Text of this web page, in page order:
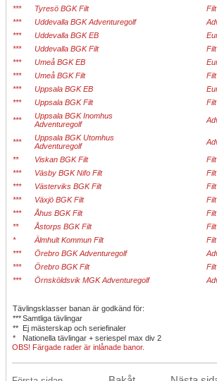
***
Tyresö BGK Filt Filt
***
Uddevalla BGK Adventuregolf
***
Uddevalla BGK EB
***
Uddevalla BGK Filt Filt
***
Umeå BGK EB
***
Umeå BGK Filt Filt
***
Uppsala BGK EB
***
Uppsala BGK Filt Filt
***
Uppsala BGK Inomhus
Adventuregolf
***
Uppsala BGK Utomhus
Adventuregolf
** Viskan BGK Filt Filt
***
Väsby BGK Nifo Filt Filt
***
Västerviks BGK Filt Filt
***
Växjö BGK Filt Filt
***
Åhus BGK Filt Filt
**
Åstorps BGK Filt Filt
*
Älmhult Kommun Filt Filt
***
Örebro BGK Adventuregolf
***
Örebro BGK Filt Filt
***
Örnsköldsvik MGK Adventuregolf
Tävlingsklasser banan är godkänd för:
***Samtliga tävlingar
** Ej mästerskap och seriefinaler
*
Nationella tävlingar + seriespel max div 2
OBS! Färgade rader är inlånade banor.